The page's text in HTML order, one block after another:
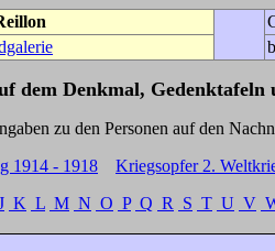
dem Denkmal, Gedenktafeln
auf den
1914 - 1918
Kriegsopfer 2.
K L M N O P Q R S T U V